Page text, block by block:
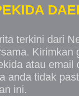
terkini dari
Kirimkan
atau email
anda tidak
ini.